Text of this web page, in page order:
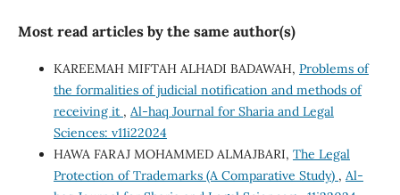
Most read articles by the same author(s)
KAREEMAH MIFTAH ALHADI BADAWAH, Problems of
the formalities of judicial notification and methods of
receiving it , Al-haq Journal for Sharia and Legal
Sciences: v11i22024
HAWA FARAJ MOHAMMED ALMAJBARI, The Legal
Protection of Trademarks (A Comparative Study) , Al-